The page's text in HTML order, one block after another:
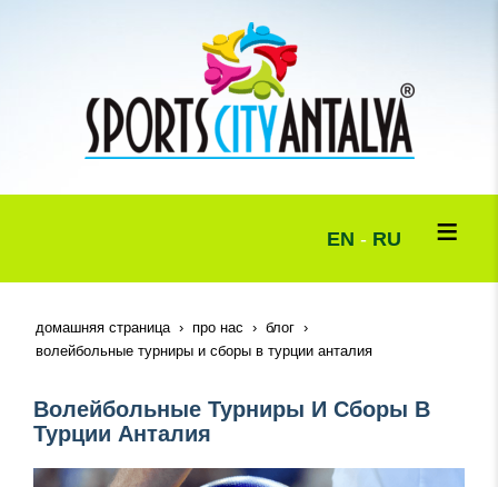
EN - RU
домашняя страница про нас
блог
волейбольные турниры и сборы в турции анталия
Волейбольные Турниры И Сборы В
Турции Анталия